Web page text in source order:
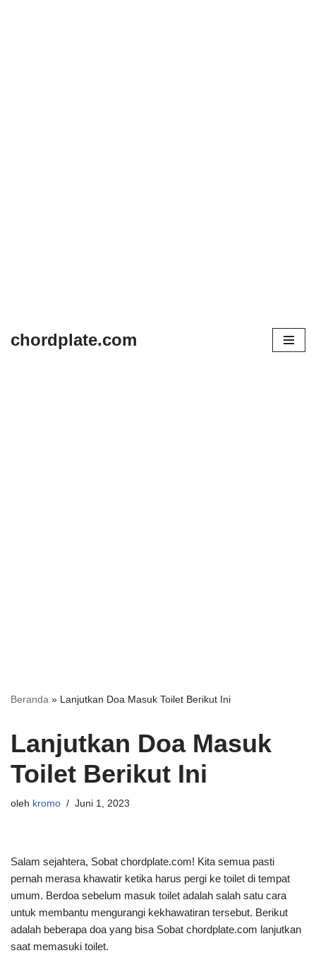
chordplate.com
Beranda » Lanjutkan Doa Masuk Toilet Berikut Ini
Lanjutkan Doa Masuk
Toilet Berikut Ini
oleh kromo Juni 1, 2023
Salam sejahtera, Sobat chordplate.com! Kita semua pasti
pernah merasa khawatir ketika harus pergi ke toilet di tempat
umum. Berdoa sebelum masuk toilet adalah salah satu cara
untuk membantu mengurangi kekhawatiran tersebut. Berikut
adalah beberapa doa yang bisa Sobat chordplate.com lanjutkan
saat memasuki toilet.